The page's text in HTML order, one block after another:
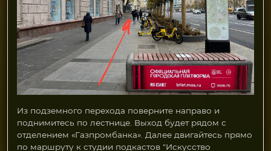
Из подземного перехода поверните направо и
поднимитесь по лестнице. Выход будет рядом с
отделением «Газпромбанка». Далее двигайтесь прямо
по маршруту к студии подкастов "Искусство